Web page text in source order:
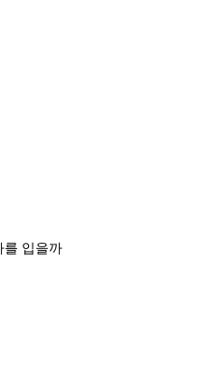
를 입을까